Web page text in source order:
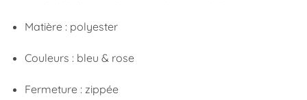
Matière : polyester
Couleurs : bleu & rose
Fermeture : zippée